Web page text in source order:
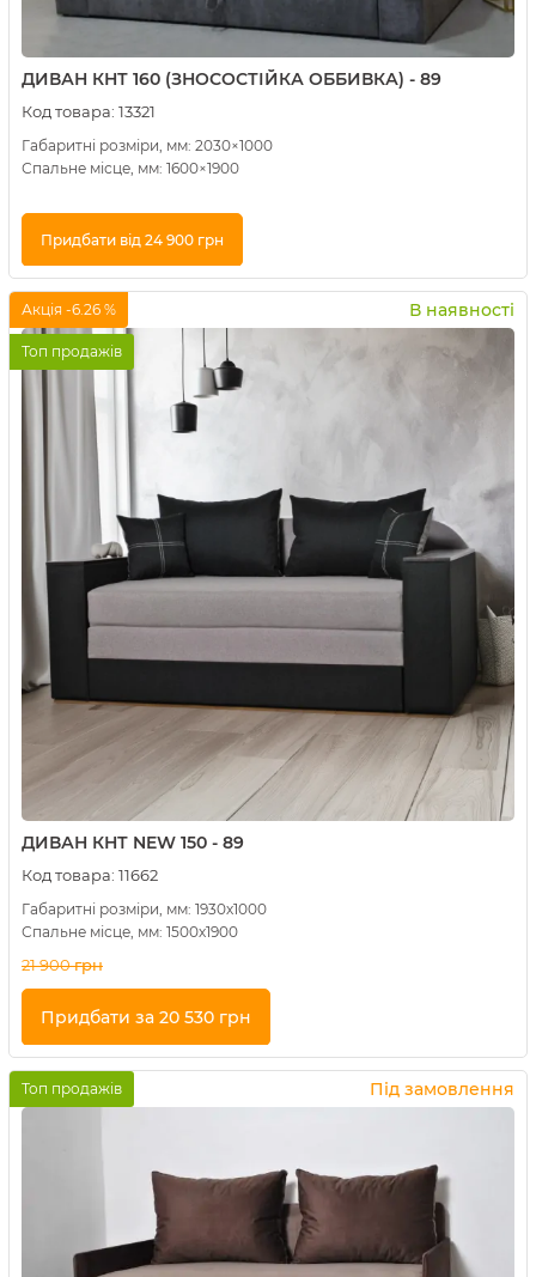
ДИВАН КНТ 160 (ЗНОСОСТІЙКА ОББИВКА) - 89
Код товара: 13321
Габаритні розміри, мм: 2030×1000
Спальне місце, мм: 1600×1900
Придбати від 24 900 грн
Купити в 1 клік
В наявності
Акція -6.26 %
Топ продажів
ДИВАН КНТ NEW 150 - 89
Код товара: 11662
Габаритні розміри, мм: 1930х1000
Спальне місце, мм: 1500х1900
21 900грн
Придбати за 20 530 грн
Купити в 1 клік
Під замовлення
Топ продажів